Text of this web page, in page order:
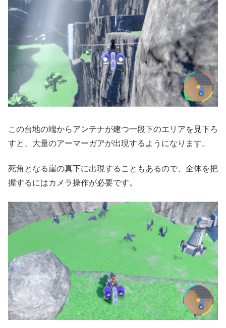
この台地の端からアンテナが建つ一段下のエリアを見下ろ
すと、大量のアーマーガアが出現するようになります。
死角となる崖の真下に出現することもあるので、全体を把
握するにはカメラ操作が必要です。